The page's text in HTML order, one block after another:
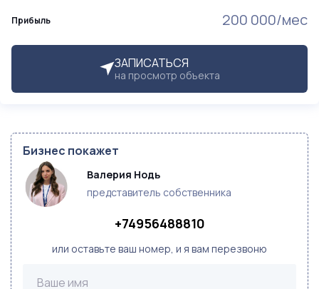
Прибыль 200 000/мес
ЗАПИСАТЬСЯ
на просмотр объекта
Бизнес покажет
Валерия Нодь
представитель собственника
+74956488810
или оставьте ваш номер, и я вам перезвоню